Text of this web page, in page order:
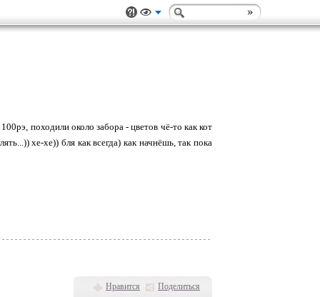
походили около забора - цветов чё-то как кот
хе-хе)) бля как всегда) как начнёшь, так пока
Нравится Поделиться